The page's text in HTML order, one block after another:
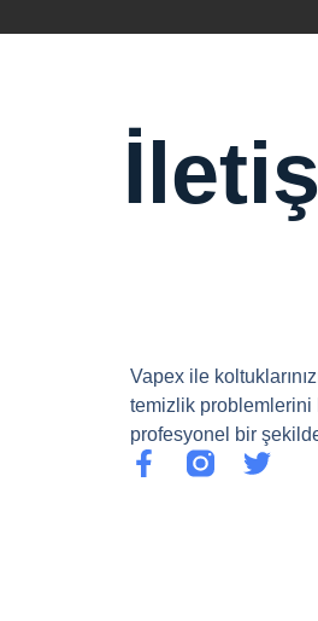
Vapex ile
temizlik problemlerini
profesyonel bir